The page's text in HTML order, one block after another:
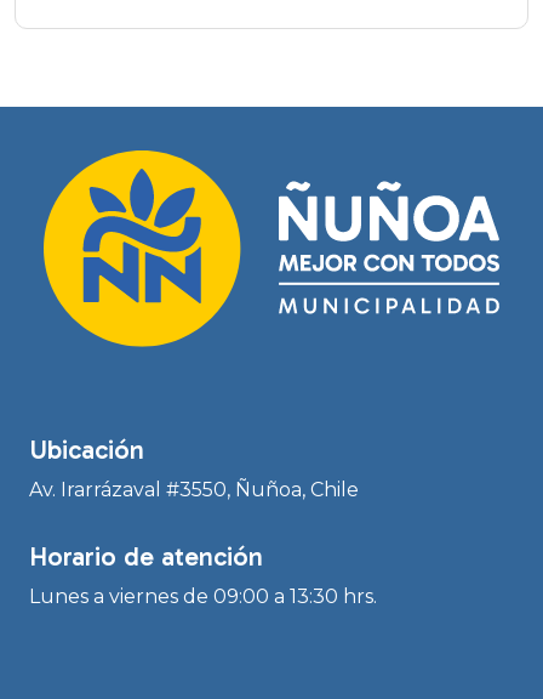
Ubicación
Av. Irarrázaval #3550, Ñuñoa, Chile
Horario de atención
Lunes a viernes de 09:00 a 13:30 hrs.